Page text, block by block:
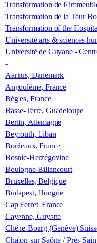
Transformation de
Transformation de la Tour
Transformation of the
Université arts & sciences
Université de Guyane -
-
Aarhus, Danemark
Angoulême, France
Bègles, France
Basse-Terre, Guadeloupe
Berlin, Allemagne
Beyrouth, Liban
Bordeaux, France
Bosnie-Herzégovine
Boulogne-Billancourt
Bruxelles, Belgique
Budapest, Hongrie
Cap Ferret, France
Cayenne, Guyane
Chêne-Bourg (Genève)
Chalon-sur-Saône / Prés-